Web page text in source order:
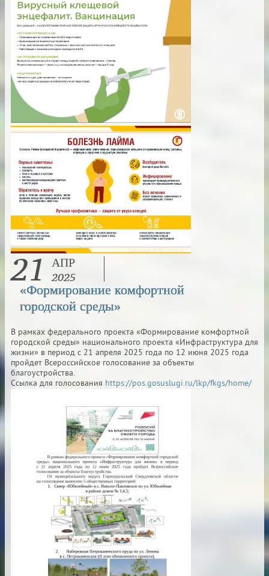
21 АПР
2025
«Формирование комфортной
городской среды»
В рамках федерального проекта «Формирование комфортной
городской среды» национального проекта «Инфраструктура для
жизни» в период с 21 апреля 2025 года по 12 июня 2025 года
пройдет Всероссийское голосование за объекты
благоустройства.
Ссылка для голосования https://pos.gosuslugi.ru/lkp/fkgs/home/